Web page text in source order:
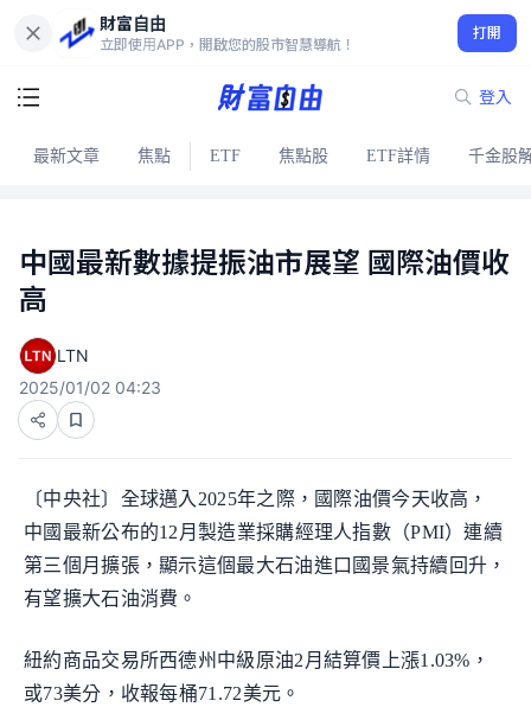
財富自由
立即使用APP，開啟您的股市智慧導航！
打開
登入
最新文章 焦點 ETF 焦點股 ETF詳情 千金股
中國最新數據提振油市展望 國際油價收
高
LTN
2025/01/02 04:23
〔中央社〕全球邁入2025年之際，國際油價今天收高，
中國最新公布的12月製造業採購經理人指數（PMI）連續
第三個月擴張，顯示這個最大石油進口國景氣持續回升，
有望擴大石油消費。
紐約商品交易所西德州中級原油2月結算價上漲1.03%，
或73美分，收報每桶71.72美元。